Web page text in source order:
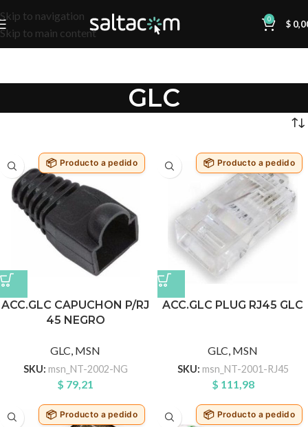
Skip to navigation
Skip to main content
0 $
GLC
Producto a pedido
ACC.GLC CAPUCHON P/RJ
45 NEGRO
GLC, MSN
SKU: msn_NT-2002-NG
$ 79,21
Producto a pedido
ACC.GLC PLUG RJ45 GLC
GLC, MSN
SKU: msn_NT-2001-RJ45
$ 111,98
Producto a pedido Producto a pedido